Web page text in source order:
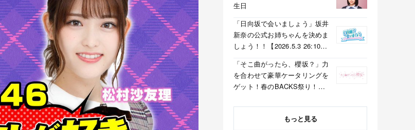
生日
「日向坂で会いましょう」坂井
新奈の公式お姉ちゃんを決めま
しょう！！【2026.5.3 26:10〜
「そこ曲がったら、櫻坂？」力
を合わせて豪華ケータリングを
ゲット！春のBACKS祭り！
京】
もっと見る